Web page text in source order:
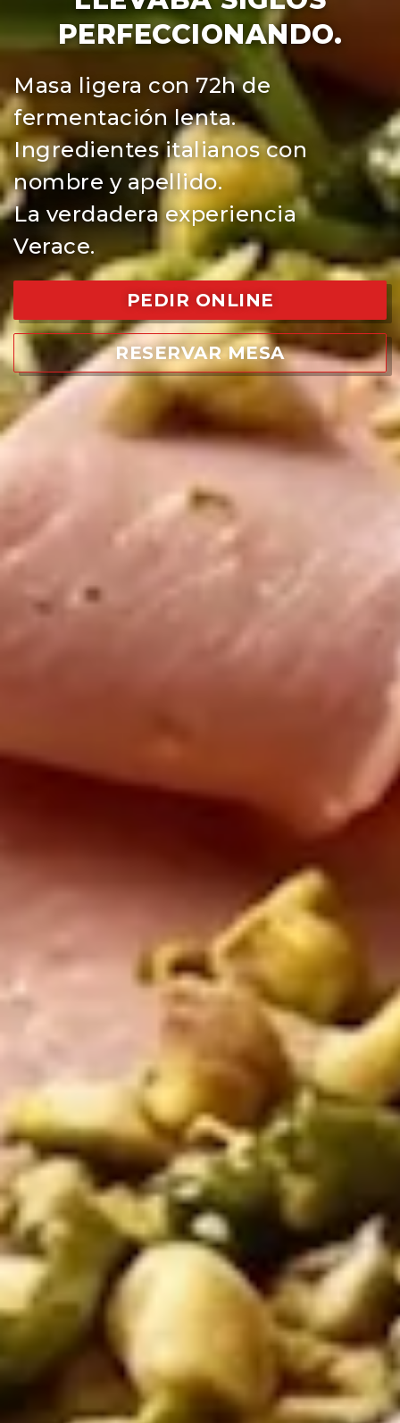
PERFECCIONANDO.
Masa ligera con 72h de
fermentación lenta.
Ingredientes italianos con
nombre y apellido.
La verdadera experiencia
Verace.
PEDIR ONLINE
RESERVAR MESA